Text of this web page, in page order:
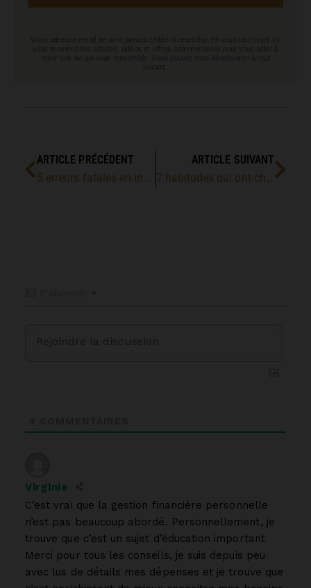
ARTICLE PRÉCÉDENT
5 erreurs fatales en investissement immobilier
ARTICLE SUIVANT
7 habitudes qui ont changé ma vie
Virginie
C’est vrai que la gestion financière personnelle
n’est pas beaucoup abordé. Personnellement, je
trouve que c’est un sujet d’éducation important.
Merci pour tous les conseils, je suis depuis peu
avec lus de détails mes dépenses et je trouve que